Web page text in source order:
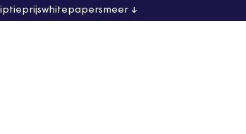
whitepapersmeer